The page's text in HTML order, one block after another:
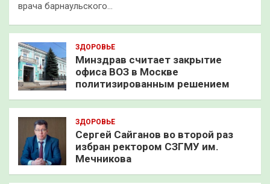
врача барнаульского…
ЗДОРОВЬЕ
Минздрав считает закрытие
офиса ВОЗ в Москве
политизированным решением
ЗДОРОВЬЕ
Сергей Сайганов во второй раз
избран ректором СЗГМУ им.
Мечникова